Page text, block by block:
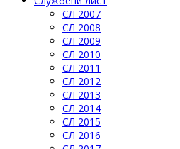
СЛ 2007
СЛ 2008
СЛ 2009
СЛ 2010
СЛ 2011
СЛ 2012
СЛ 2013
СЛ 2014
СЛ 2015
СЛ 2016